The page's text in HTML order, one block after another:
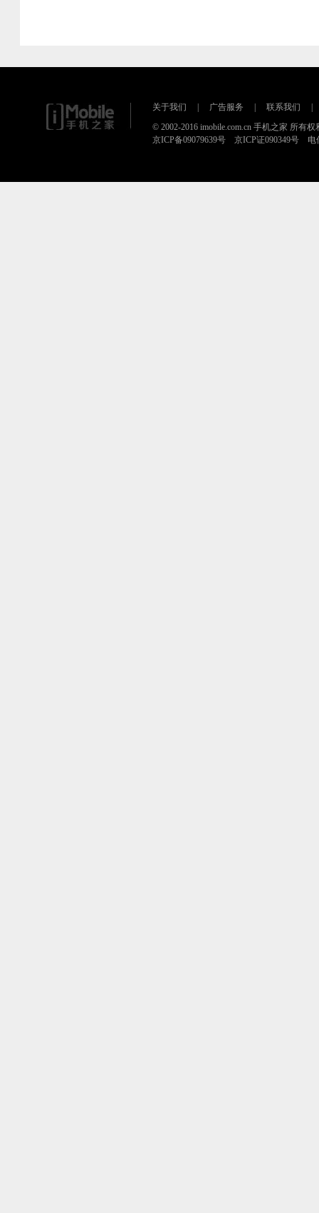
关于我们 广告服务 联系我们
© 2002-2016 imobile.com.cn 手机之家 所有权
京ICP备09079639号 京ICP证090349号 电